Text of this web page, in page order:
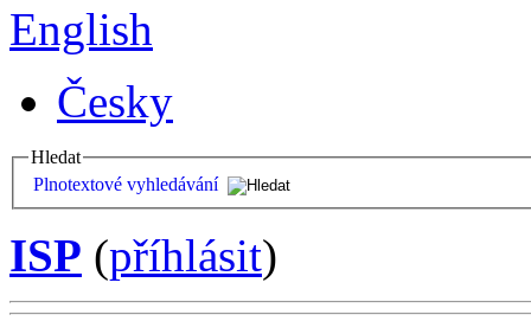
English
Česky
Hledat
Plnotextové vyhledávání
ISP (příhlásit)